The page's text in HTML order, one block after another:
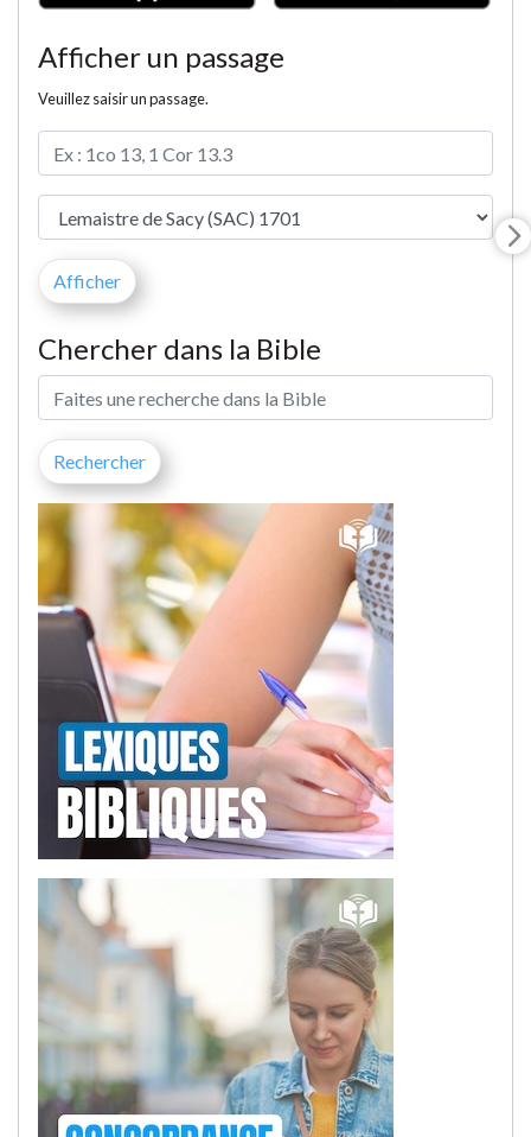
Afficher un passage
Veuillez saisir un passage.
Chercher dans la Bible